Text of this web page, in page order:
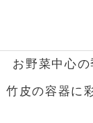
お野菜中心
竹皮の容器に